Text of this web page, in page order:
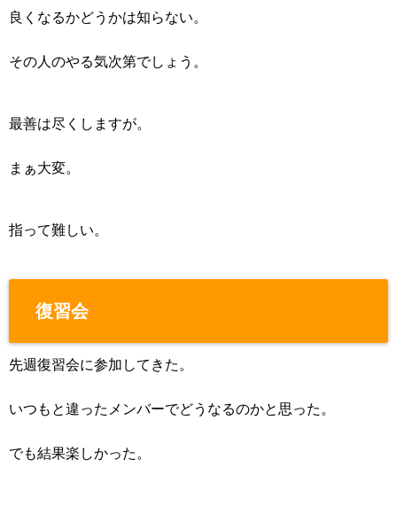
良くなるかどうかは知らない。
その人のやる気次第でしょう。
最善は尽くしますが。
まぁ大変。
指って難しい。
復習会
先週復習会に参加してきた。
いつもと違ったメンバーでどうなるのかと思った。
でも結果楽しかった。